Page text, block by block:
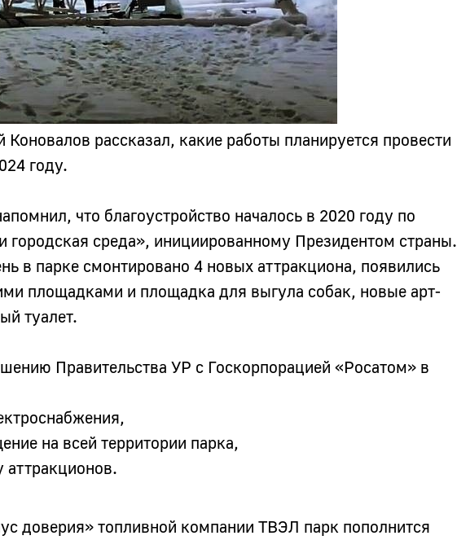
Коновалов рассказал, какие работы планируется провести
году.
что благоустройство началось в 2020 году по
городская среда», инициированному Президентом страны.
в парке смонтировано 4 новых аттракциона, появились
площадками и площадка для выгула собак, новые арт-
туалет.
Правительства УР с Госкорпорацией «Росатом» в
на всей территории парка,
аттракционов.
доверия» топливной компании ТВЭЛ парк пополнится